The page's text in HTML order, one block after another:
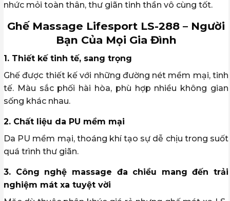
nhức mỏi toàn thân, thư giãn tinh thần vô cùng tốt.
Ghế Massage Lifesport LS-288 – Người
Bạn Của Mọi Gia Đình
1. Thiết kế tinh tế, sang trọng
Ghế được thiết kế với những đường nét mềm mại, tinh
tế. Màu sắc phối hài hòa, phù hợp nhiều không gian
sống khác nhau.
2. Chất liệu da PU mềm mại
Da PU mềm mại, thoáng khí tạo sự dễ chịu trong suốt
quá trình thư giãn.
3. Công nghệ massage đa chiều mang đến trải
nghiệm mát xa tuyệt vời